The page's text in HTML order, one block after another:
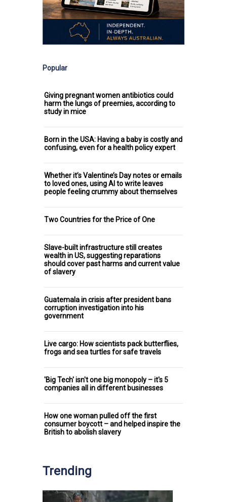
Popular
Giving pregnant women antibiotics could
harm the lungs of preemies, according to
study in mice
Born in the USA: Having a baby is costly and
confusing, even for a health policy expert
Whether it’s Valentine’s Day notes or emails
to loved ones, using AI to write leaves
people feeling crummy about themselves
Two Countries for the Price of One
Slave-built infrastructure still creates
wealth in US, suggesting reparations
should cover past harms and current value
of slavery
Guatemala in crisis after president bans
corruption investigation into his
government
Live cargo: How scientists pack butterflies,
frogs and sea turtles for safe travels
'Big Tech' isn't one big monopoly – it's 5
companies all in different businesses
How one woman pulled off the first
consumer boycott – and helped inspire the
British to abolish slavery
Trending